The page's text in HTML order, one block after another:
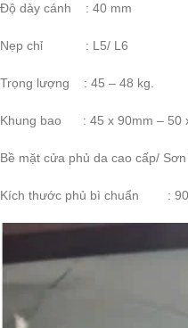
Độ dày cánh : 40 mm
Nẹp chỉ : L5/ L6
Trọng lượng : 45 – 48 kg.
Khung bao : 45 x 90mm – 50 x
Bề mặt cửa phủ da cao cấp/
Kích thước phủ bì chuẩn :